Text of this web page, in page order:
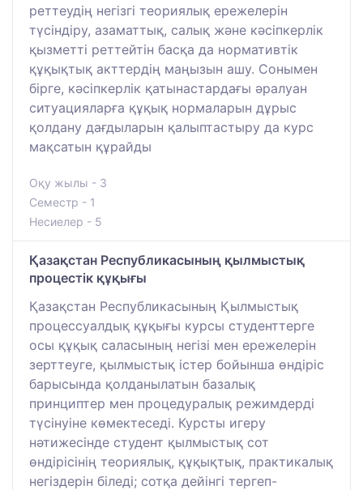
реттеудің негізгі теориялық ережелерін
түсіндіру, азаматтық, салық және кәсіпкерлік
қызметті реттейтін басқа да нормативтік
құқықтық акттердің маңызын ашу. Сонымен
бірге, кәсіпкерлік қатынастардағы әралуан
ситуацияларға құқық нормаларын дұрыс
қолдану дағдыларын қалыптастыру да курс
мақсатын құрайды
Оқу жылы - 3
Семестр - 1
Несиелер - 5
Қазақстан Республикасының қылмыстық
процестік құқығы
Қазақстан Республикасының Қылмыстық
процессуалдық құқығы курсы студенттерге
осы құқық саласының негізі мен ережелерін
зерттеуге, қылмыстық істер бойынша өндіріс
барысында қолданылатын базалық
принциптер мен процедуралық режимдерді
түсінуіне көмектеседі. Курсты игеру
нәтижесінде студент қылмыстық сот
өндірісінің теориялық, құқықтық, практикалық
негіздерін біледі; сотқа дейінгі тергеп-